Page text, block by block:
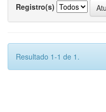
Registro(s)
Resultado 1-1 de 1.